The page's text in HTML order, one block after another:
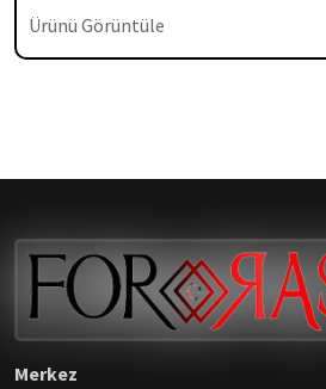
Ürünü Görüntüle
Merkez